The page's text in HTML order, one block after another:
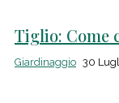
Tiglio: Come
Giardinaggio 30